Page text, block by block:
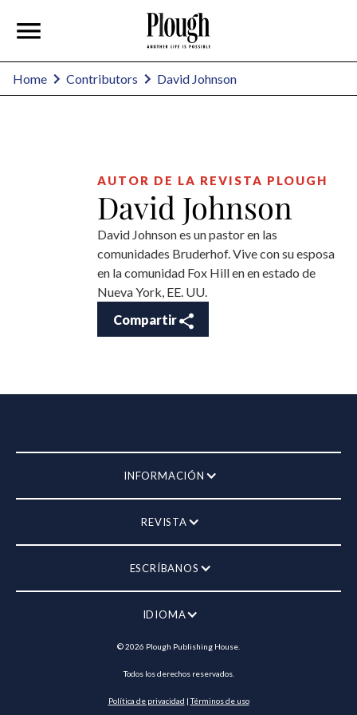
Home Contributors David Johnson
AUTOR DE LA REVISTA PLOUGH
David Johnson
David Johnson es un pastor en las
comunidades Bruderhof. Vive con su esposa
en la comunidad Fox Hill en en estado de
Nueva York, EE. UU.
Compartir
INFORMACIÓN
REVISTA
ESCRÍBANOS
IDIOMA
©2026 Plough Publishing House.
Todos los derechos reservados.
Política de privacidad |Términos de uso